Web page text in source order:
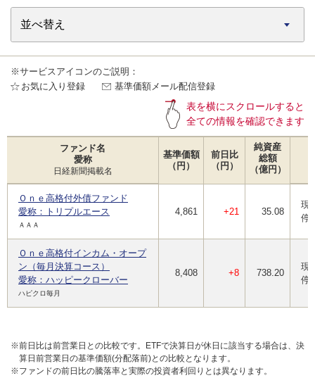
※サービスアイコンのご説明：
お気に入り登録
基準価額メール配信登録
表を横にスクロールすると
全ての情報を確認できます
ファンド名
愛称
日経新聞掲載名
基準価額
（円）
前日比
（円）
純資産
総額
（億円）
Ｏｎｅ高格付外債ファンド
愛称：トリプルエース
ＡＡＡ
4,861 +21 35.08
現
停
Ｏｎｅ高格付インカム・オープ
ン（毎月決算コース）
愛称：ハッピークローバー
ハピクロ毎月
8,408 +8 738.20
現
停
※前日比は前営業日との比較です。ETFで決算日が休日に該当する場合は、決
算日前営業日の基準価額(分配落前)との比較となります。
※ファンドの前日比の騰落率と実際の投資者利回りとは異なります。